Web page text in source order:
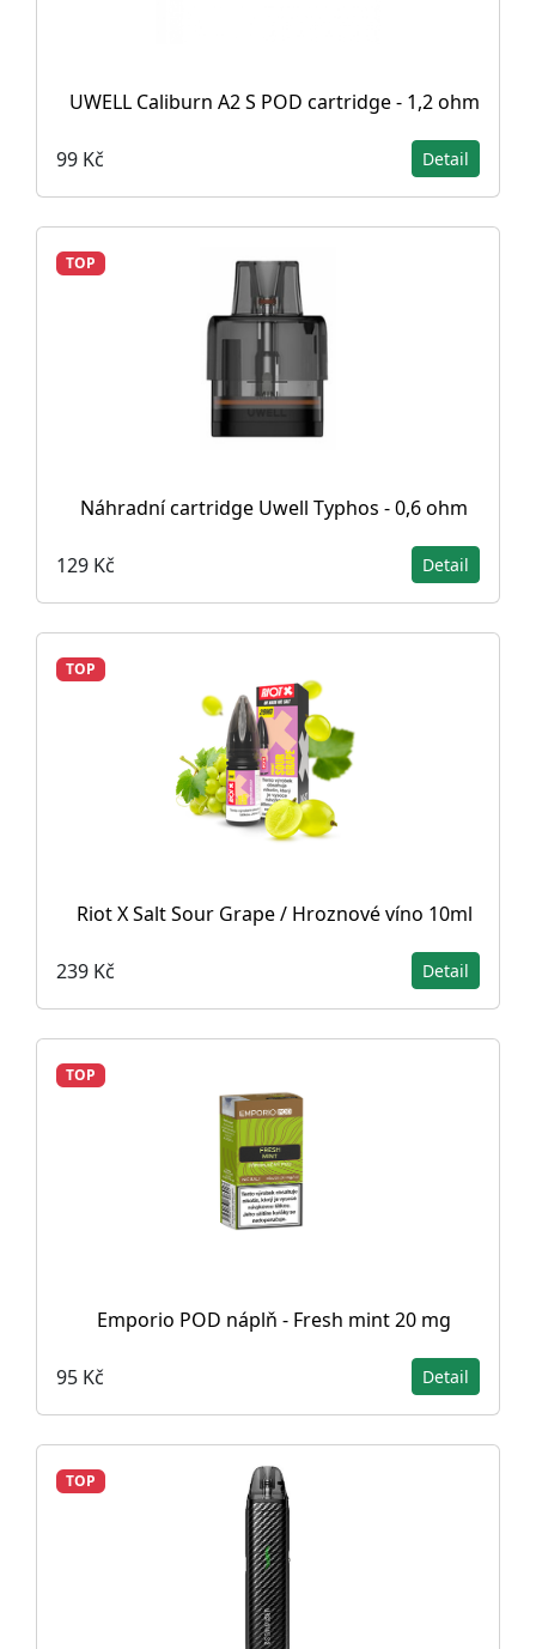
UWELL Caliburn A2 S POD cartridge - 1,2 ohm
99 Kč Detail
TOP
Náhradní cartridge Uwell Typhos - 0,6 ohm
129 Kč Detail
TOP
Riot X Salt Sour Grape / Hroznové víno 10ml
239 Kč Detail
TOP
Emporio POD náplň - Fresh mint 20 mg
95 Kč Detail
TOP